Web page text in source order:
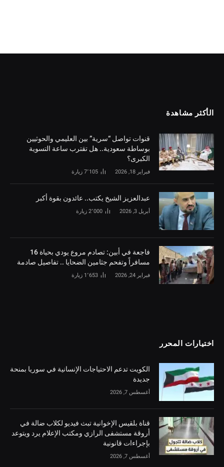
الأكثر مشاهدة
قنوات تواصل “سرية” بين العليمي والحوثيين
بوساطة سعودية.. هل تقترب ساعة التسوية
الكبرى؟
فبراير 18, 2026 7٬105 زيارة
‏عبدالعزيز الشيخ يكتب.. عائدون بقوة أكبر
أبريل 3, 2026 2٬000 زيارة
فاجعة في أبين: تصادم مروع يودي بحياة 16
مسافراً وتفحم جثامين الضحايا .. تفاصيل صادمة
فبراير 24, 2026 1٬653 زيارة
اختيارات المحرر
الكويت تدعم الاحتياجات الإنسانية في سوريا بمنحة
جديدة
أغسطس 7, 2026
قناة بلقيس الإخوانية تبث فيديو لكلاب ضالة في
أروقة مستشفى الرازي ومكتب الإعلام يرد ويتوعد
بإجراءات قانونية
أغسطس 7, 2026